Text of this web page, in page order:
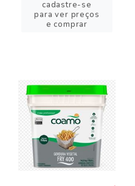
cadastre-se
para ver preços
e comprar